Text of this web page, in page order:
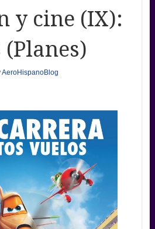
y cine (IX):
AeroHispanoBlog